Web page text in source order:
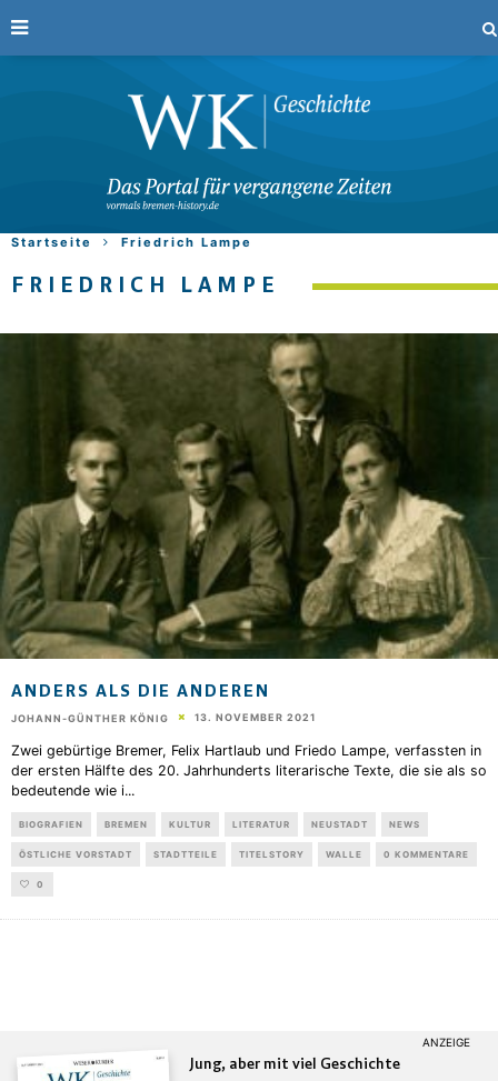
Startseite Friedrich Lampe
FRIEDRICH LAMPE
ANDERS ALS DIE ANDEREN
JOHANN-GÜNTHER KÖNIG 13. NOVEMBER 2021
Zwei gebürtige Bremer, Felix Hartlaub und Friedo Lampe, verfassten in
der ersten Hälfte des 20. Jahrhunderts literarische Texte, die sie als so
bedeutende wie i...
BIOGRAFIEN BREMEN KULTUR LITERATUR NEUSTADT NEWS
ÖSTLICHE VORSTADT STADTTEILE TITELSTORY WALLE 0 KOMMENTARE
0
Jung, aber mit viel Geschichte